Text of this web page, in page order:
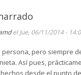
el Jue, 06/11/2014 -
pero siempre
Así pues,
desde el punto